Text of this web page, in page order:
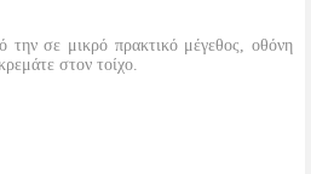
την σε μικρό πρακτικό μέγεθος, οθόνη
στον τοίχο.